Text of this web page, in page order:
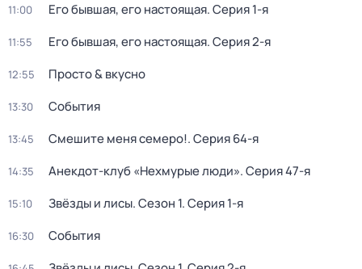
11:00 Его бывшая, его настоящая. Серия 1-я
11:55 Его бывшая, его настоящая. Серия 2-я
12:55 Просто & вкусно
13:30 События
13:45 Смешите меня семеро!. Серия 64-я
14:35 Анекдот-клуб «Нехмурые люди». Серия 47-я
15:10 Звёзды и лисы. Сезон 1. Серия 1-я
16:30 События